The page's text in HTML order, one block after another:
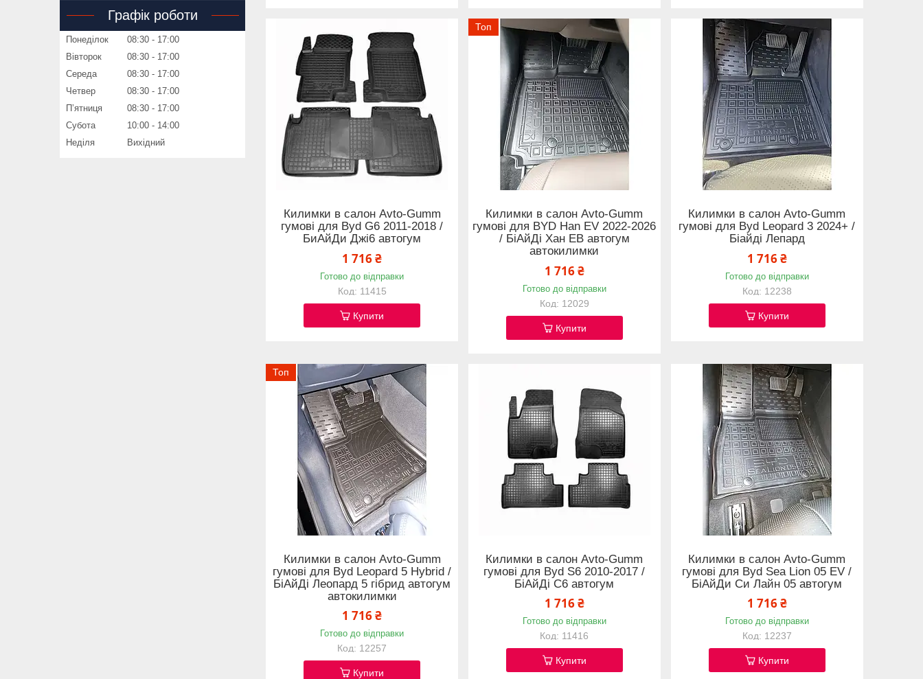
Килимки в салон Avto-Gumm
гумові для Byd G6 2011-2018 /
БиАйДи Джі6 автогум
1 716 ₴
Готово до відправки
11415
Купити
Топ
Килимки в салон Avto-Gumm
гумові для BYD Han EV 2022-2026
/ БіАйДі Хан ЕВ автогум
автокилимки
1 716 ₴
Готово до відправки
12029
Купити
Килимки в салон Avto-Gumm
гумові для Byd Leopard 3 2024+ /
Біайді Лепард
1 716 ₴
Готово до відправки
12238
Купити
Топ
Килимки в салон Avto-Gumm
гумові для Byd Leopard 5 Hybrid /
БіАйДі Леопард 5 гібрид автогум
автокилимки
1 716 ₴
Готово до відправки
12257
Купити
Килимки в салон Avto-Gumm
гумові для Byd S6 2010-2017 /
БіАйДі С6 автогум
1 716 ₴
Готово до відправки
11416
Купити
Килимки в салон Avto-Gumm
гумові для Byd Sea Lion 05 EV /
БіАйДи Си Лайн 05 автогум
1 716 ₴
Готово до відправки
12237
Купити
Графік роботи
Понеділок 08:30
17:00
Вівторок
08:30
17:00
Середа
08:30
17:00
Четвер
08:30
17:00
Пʼятниця
08:30
17:00
Субота
10:00
14:00
Неділя
Вихідний